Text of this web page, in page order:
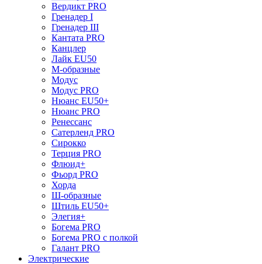
Вердикт PRO
Гренадер I
Гренадер III
Кантата PRO
Канцлер
Лайк EU50
М-образные
Модус
Модус PRO
Нюанс EU50+
Нюанс PRO
Ренессанс
Сатерленд PRO
Сирокко
Терция PRO
Флюид+
Фьорд PRO
Хорда
Ш-образные
Штиль EU50+
Элегия+
Богема PRO
Богема PRO с полкой
Галант PRO
Электрические